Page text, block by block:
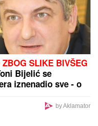
preminuo od
udara